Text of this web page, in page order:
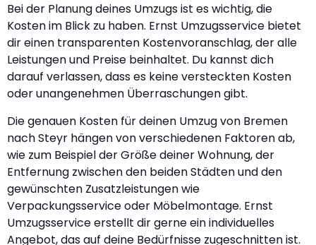
Bei der Planung deines Umzugs ist es wichtig, die
Kosten im Blick zu haben. Ernst Umzugsservice bietet
dir einen transparenten Kostenvoranschlag, der alle
Leistungen und Preise beinhaltet. Du kannst dich
darauf verlassen, dass es keine versteckten Kosten
oder unangenehmen Überraschungen gibt.
Die genauen Kosten für deinen Umzug von Bremen
nach Steyr hängen von verschiedenen Faktoren ab,
wie zum Beispiel der Größe deiner Wohnung, der
Entfernung zwischen den beiden Städten und den
gewünschten Zusatzleistungen wie
Verpackungsservice oder Möbelmontage. Ernst
Umzugsservice erstellt dir gerne ein individuelles
Angebot, das auf deine Bedürfnisse zugeschnitten ist.